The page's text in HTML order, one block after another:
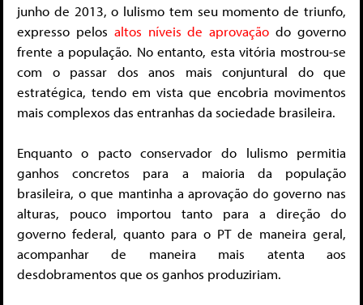
junho de 2013, o lulismo tem seu momento de triunfo,
expresso pelos altos níveis de aprovação do governo
frente a população. No entanto, esta vitória mostrou-se
com o passar dos anos mais conjuntural do que
estratégica, tendo em vista que encobria movimentos
mais complexos das entranhas da sociedade brasileira.
Enquanto o pacto conservador do lulismo permitia
ganhos concretos para a maioria da população
brasileira, o que mantinha a aprovação do governo nas
alturas, pouco importou tanto para a direção do
governo federal, quanto para o PT de maneira geral,
acompanhar de maneira mais atenta aos
desdobramentos que os ganhos produziriam.